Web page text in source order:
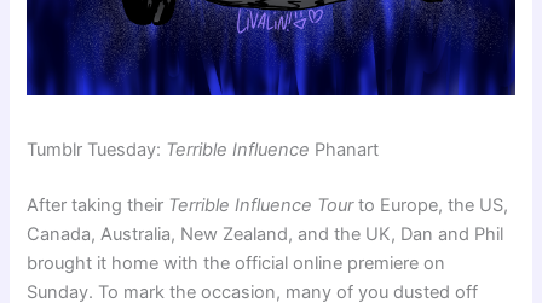
Tumblr Tuesday: Terrible Influence Phanart
After taking their Terrible Influence Tourto Europe, the US,
Canada, Australia, New Zealand, and the UK, Dan and Phil
brought it home with the official online premiere on
Sunday. To mark the occasion, many of you dusted off